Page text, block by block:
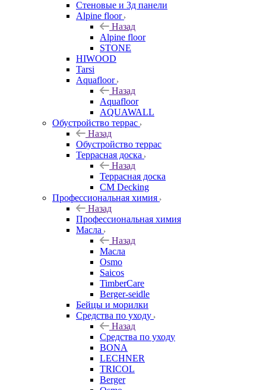
Стеновые и 3д панели
Alpine floor
Назад
Alpine floor
STONE
HIWOOD
Tarsi
Aquafloor
Назад
Aquafloor
AQUAWALL
Обустройство террас
Назад
Обустройство террас
Террасная доска
Назад
Террасная доска
CM Decking
Профессиональная химия
Назад
Профессиональная химия
Масла
Назад
Масла
Osmo
Saicos
TimberCare
Berger-seidle
Бейцы и морилки
Средства по уходу
Назад
Средства по уходу
BONA
LECHNER
TRICOL
Berger